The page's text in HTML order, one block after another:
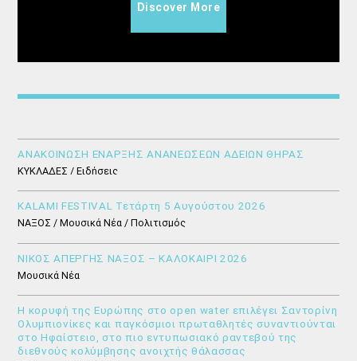
Discover More
ΑΝΑΚΟΙΝΩΣΗ ΕΝΑΡΞΗΣ ΑΝΑΝΕΩΣΕΩΝ ΑΔΕΙΩΝ ΘΗΡΑΣ
ΚΥΚΛΑΔΕΣ / Ειδήσεις
KALAMI FESTIVAL Τετάρτη 5 Αυγούστου 2026
ΝΑΞΟΣ / Μουσικά Νέα / Πολιτισμός
ΝΙΚΟΣ ΑΠΕΡΓΗΣ ΝΑΞΟΣ – ΚΑΛΟΚΑΙΡΙ 2026
Μουσικά Νέα
Η κορυφή της Ευρώπης στο open water επιλέγει Σαντορίνη
Ολυμπιονίκες και παγκόσμιοι πρωταθλητές συναντιούνται
στο Ηφαίστειο, στο πιο εντυπωσιακό ραντεβού της
διεθνούς κολύμβησης ανοιχτής θάλασσας